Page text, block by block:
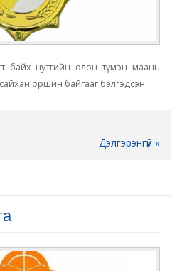
байх нутгийн олон түмэн маань
оршин байгааг бэлгэдсэн
Дэлгэрэнгүй »